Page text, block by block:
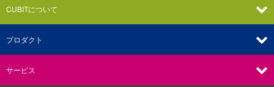
CUBITについて
プロダクト
サービス